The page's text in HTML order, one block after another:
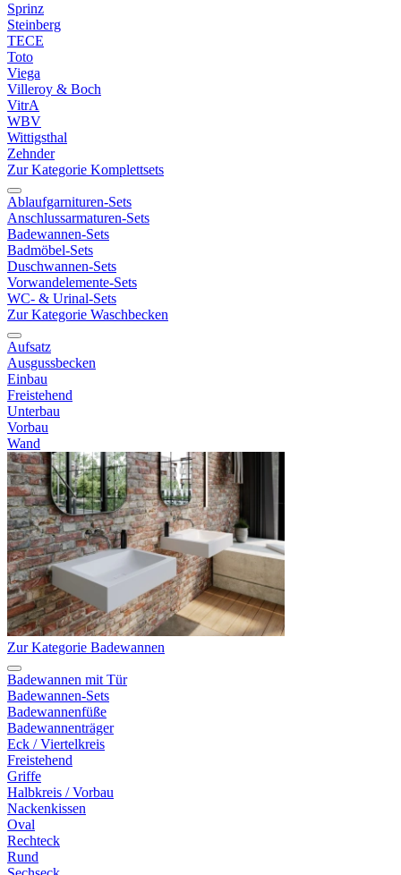
Sprinz
Steinberg
TECE
Toto
Viega
Villeroy & Boch
VitrA
WBV
Wittigsthal
Zehnder
Zur Kategorie Komplettsets
Ablaufgarnituren-Sets
Anschlussarmaturen-Sets
Badewannen-Sets
Badmöbel-Sets
Duschwannen-Sets
Vorwandelemente-Sets
WC- & Urinal-Sets
Zur Kategorie Waschbecken
Aufsatz
Ausgussbecken
Einbau
Freistehend
Unterbau
Vorbau
Wand
Zur Kategorie Badewannen
Badewannen mit Tür
Badewannen-Sets
Badewannenfüße
Badewannenträger
Eck / Viertelkreis
Freistehend
Griffe
Halbkreis / Vorbau
Nackenkissen
Oval
Rechteck
Rund